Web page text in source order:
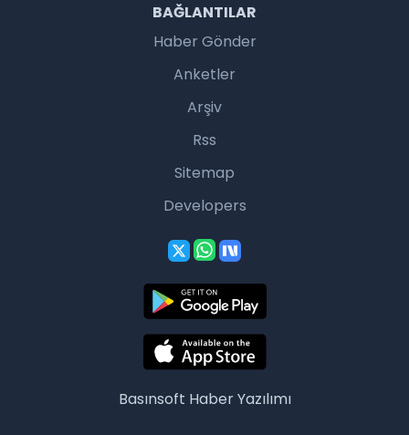
BAĞLANTILAR
Haber Gönder
Anketler
Arşiv
Rss
Sitemap
Developers
Basınsoft Haber Yazılımı